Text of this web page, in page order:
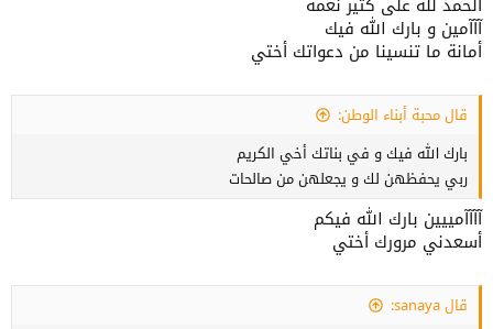
حاجياتهم و متطلباتهم . و يحفظ ام الاولاد و يطول في عمرها .
آآآمين و بارك الله فيك
أمانة ما تنسينا من دعواتك أختي
قال محبة أبناء الوطن:
بارك الله فيك و في بناتك أخي الكريم
ربي يحفظهن لك و يجعلهن من صالحات
آآآآمييين بارك الله فيكم
أسعدني مرورك أختي
قال sanaya: